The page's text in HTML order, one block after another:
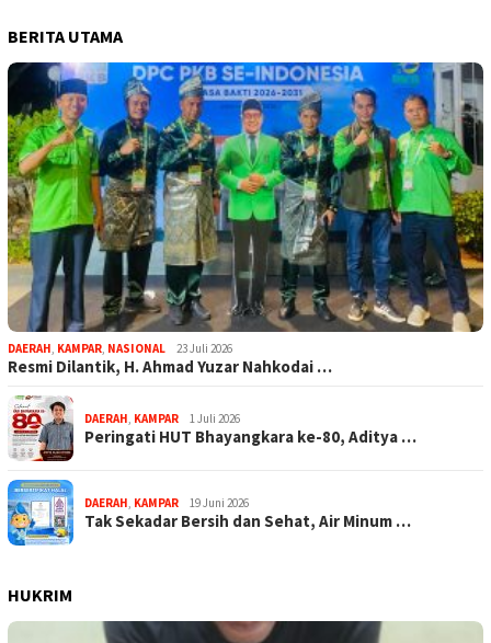
BERITA UTAMA
DAERAH KAMPAR NASIONAL 23 Juli 2026
Resmi Dilantik, H. Ahmad Yuzar Nahkodai …
DAERAH KAMPAR 1 Juli 2026
Peringati HUT Bhayangkara ke-80, Aditya …
DAERAH KAMPAR 19 Juni 2026
Tak Sekadar Bersih dan Sehat, Air Minum …
HUKRIM